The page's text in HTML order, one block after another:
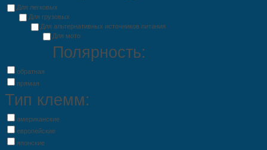
Для легковых
Для грузовых
Для альтернативных источников питания
Для мото
Полярность:
обратная
прямая
Тип клемм:
американские
европейские
японские